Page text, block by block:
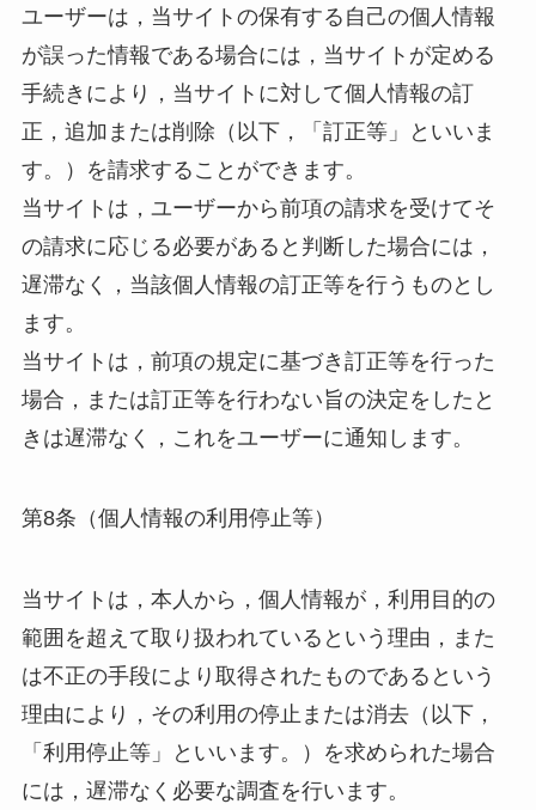
ユーザーは，当サイトの保有する自己の個人情報
が誤った情報である場合には，当サイトが定める
手続きにより，当サイトに対して個人情報の訂
正，追加または削除（以下，「訂正等」といいま
す。）を請求することができます。
当サイトは，ユーザーから前項の請求を受けてそ
の請求に応じる必要があると判断した場合には，
遅滞なく，当該個人情報の訂正等を行うものとし
ます。
当サイトは，前項の規定に基づき訂正等を行った
場合，または訂正等を行わない旨の決定をしたと
きは遅滞なく，これをユーザーに通知します。
第8条（個人情報の利用停止等）
当サイトは，本人から，個人情報が，利用目的の
範囲を超えて取り扱われているという理由，また
は不正の手段により取得されたものであるという
理由により，その利用の停止または消去（以下，
「利用停止等」といいます。）を求められた場合
には，遅滞なく必要な調査を行います。